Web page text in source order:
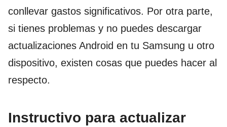
conllevar gastos significativos. Por otra parte,
si tienes problemas y no puedes descargar
actualizaciones Android en tu Samsung u otro
dispositivo, existen cosas que puedes hacer al
respecto.
Instructivo para actualizar